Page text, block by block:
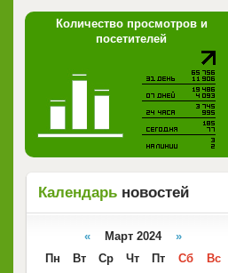
Количество просмотров и
посетителей
Календарь новостей
« Март 2024 »
Пн
Вт Ср Чт Пт Сб
Вс